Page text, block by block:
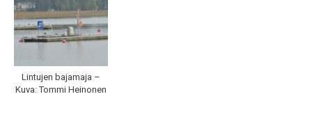
Lintujen bajamaja –
Kuva: Tommi Heinonen